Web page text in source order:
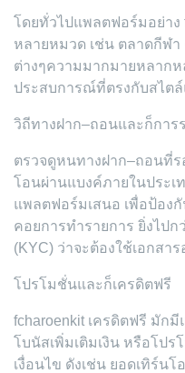
โดยทั่วไปแพลตฟอร์มอย่าง
หลายหมวด เช่น ตลาดกีฬา
ต่างๆความมากมายหลากห
ประสบการณ์ที่ตรงกับสไต
วิถีทางฝาก–ถอนและก็การ
ตรวจดูหนทางฝาก–ถอนที่ร
โอนผ่านแบงค์ภายในประเ
แพลตฟอร์มเสนอ เพื่อป้อง
คอยการทำรายการ ยิ่งไป
(KYC) ว่าจะต้องใช้เอกสา
โปรโมชั่นและก็เครดิตฟรี
fcharoenkit เครดิตฟรี มัก
โบนัสเพิ่มเติมเงิน หรือโป
เงื่อนไข ดังเช่น ยอดเทิร์น